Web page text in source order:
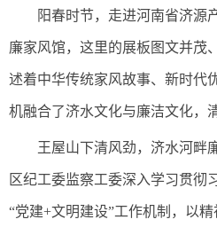
阳春时节，走进河南省济源
廉家风馆，这里的展板图文并茂
述着中华传统家风故事、新时代
机融合了济水文化与廉洁文化，
王屋山下清风劲，济水河畔
区纪工委监察工委深入学习贯彻
“党建+文明建设”工作机制，以